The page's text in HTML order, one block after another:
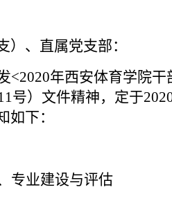
）、直属党支部：
<2020年西安体育学院
号） 文件精神，定于20
如下：
专业建设与评估